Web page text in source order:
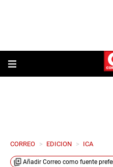
CORREO > EDICION > ICA
Añadir Correo como fuente